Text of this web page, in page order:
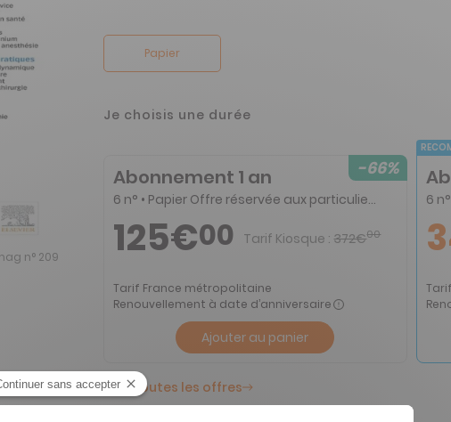
n° 209
Papier
Je choisis une durée
-66%
Abonnement 1 an
6 n° • Papier Offre réservée aux particuliers
125€00 Tarif Kiosque : 372€00
Tarif France métropolitaine
Renouvellement à date d’anniversaire
Ajouter au panier
Voir toutes les offres